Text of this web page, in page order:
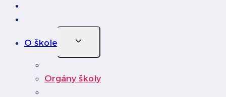
O škole
Toggle
Menu
Orgány školy